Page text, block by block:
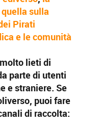
quella sulla
Pirati
e le comunità
lieti di
parte di utenti
e straniere. Se
puoi fare
di raccolta: